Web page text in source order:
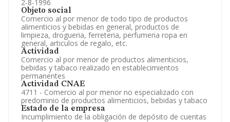
2-8-1996
Objeto social
Comercio al por menor de todo tipo de productos
alimenticios y bebidas en general, productos de
limpieza, drogueria, ferreteria, perfumeria ropa en
general, articulos de regalo, etc.
Actividad
Comercio al por menor de productos alimenticios,
bebidas y tabaco realizado en establecimientos
permanentes
Actividad CNAE
4711 - Comercio al por menor no especializado con
predominio de productos alimenticios, bebidas y tabaco
Estado de la empresa
Incumplimiento de la obligación de depósito de cuentas